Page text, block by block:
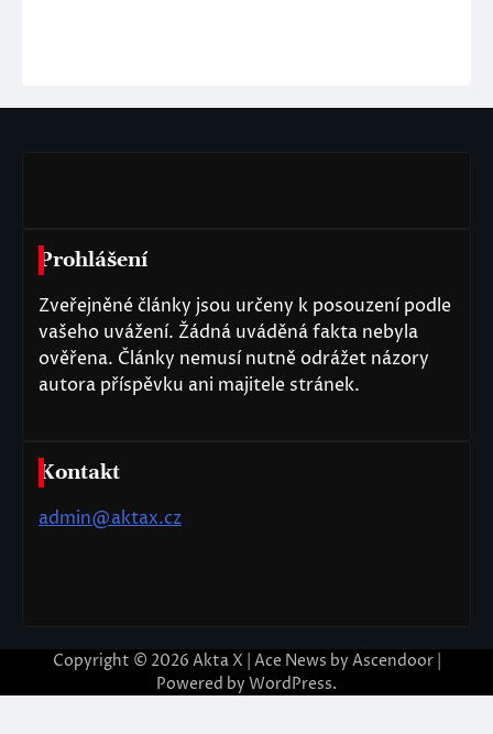
Prohlášení
Zveřejněné články jsou určeny k posouzení podle
vašeho uvážení. Žádná uváděná fakta nebyla
ověřena. Články nemusí nutně odrážet názory
autora příspěvku ani majitele stránek.
Kontakt
admin@aktax.cz
Copyright © 2026 Akta X | Ace News by Ascendoor|
Powered by WordPress.